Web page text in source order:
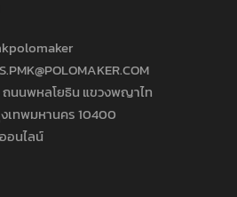
ถนนพหลโยธิน แขวงพญาไท
เทพมหานคร 10400
อนไลน์